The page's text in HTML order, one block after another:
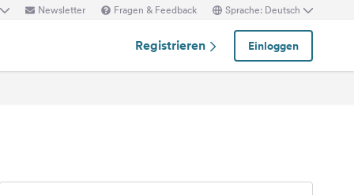
Newsletter Fragen & Feedback Sprache: Deutsch
Registrieren Einloggen